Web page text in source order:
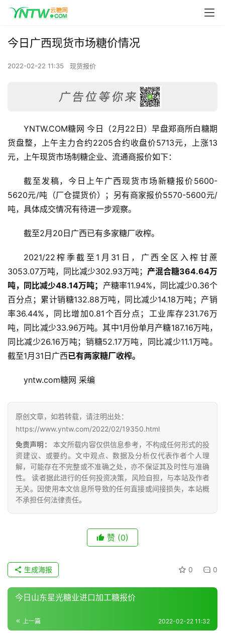
首
页
云
糖
网
众
号
现
货
专
题
地
今日广西现货市场糖价情况
2022-02-22 11:35 现货报价
YNTW.COM糖网 今日（2月22日）早盘郑商所白糖期
货盘整，上午主力合约2205合约收盘价5713元，上涨13
元，上午现货市场制糖企业、流通商报价如下：
截至发稿，今日上午广西现货市场新糖报价5600-
5620元/吨（厂仓提货价）；另有商家报价5570-5600元/
吨，具体成交情况有待进一步观察。
截至2月20日广西已有多家糖厂收榨。
2021/22榨季截至1月31日，广西全区入榨甘蔗
3053.07万吨，同比减少302.93万吨； 产混合糖364.64万
吨，同比减少48.14万吨； 产糖率11.94%，同比减少0.36个
百分点；累计销糖132.88万吨，同比减少14.18万吨；产销
率36.44%，同比增加0.81个百分点；工业库存231.76万
吨，同比减少33.96万吨。其中1月份单月产糖187.16万吨，
同比减少26.16万吨；销糖52.17万吨，同比减少11.1万吨。
截至1月31日广西已有两家糖厂收榨。
yntw.com糖网 采编
原创文章，如若转载，请注明出处：
https://www.yntw.com/2022/02/19350.html
免责声明：
本文所载内容仅供信息参考，不构成任何形式的投
资建议、或要约。文中观点、数据及分析仅代表作者个人理
解，可能存在不完整或不准确之处，亦不保证其及时性与准确
性。 读者据此进行的任何投资决策，风险自担，与本站及作者
无关。因使用本文信息所导致的任何直接或间接损失，本站概
不承担任何法律责任。
赞 (0)
0 0
生成海报
今日山东星光糖业进口加工糖报价
上一篇 2022-02-22 11:32